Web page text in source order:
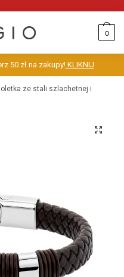
0
50 zł na zakupy!KLIKNIJ
ze stali szlachetnej i